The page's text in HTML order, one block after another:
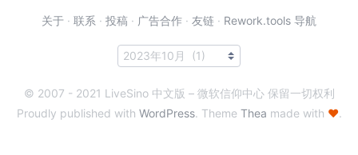
关于 · 联系 · 投稿 · 广告合作 · 友链 · Rework.tools 导航
© 2007 - 2021 LiveSino 中文版 – 微软信仰中心 保留一切权利
Proudly published with WordPress. Theme Thea made with ♥.